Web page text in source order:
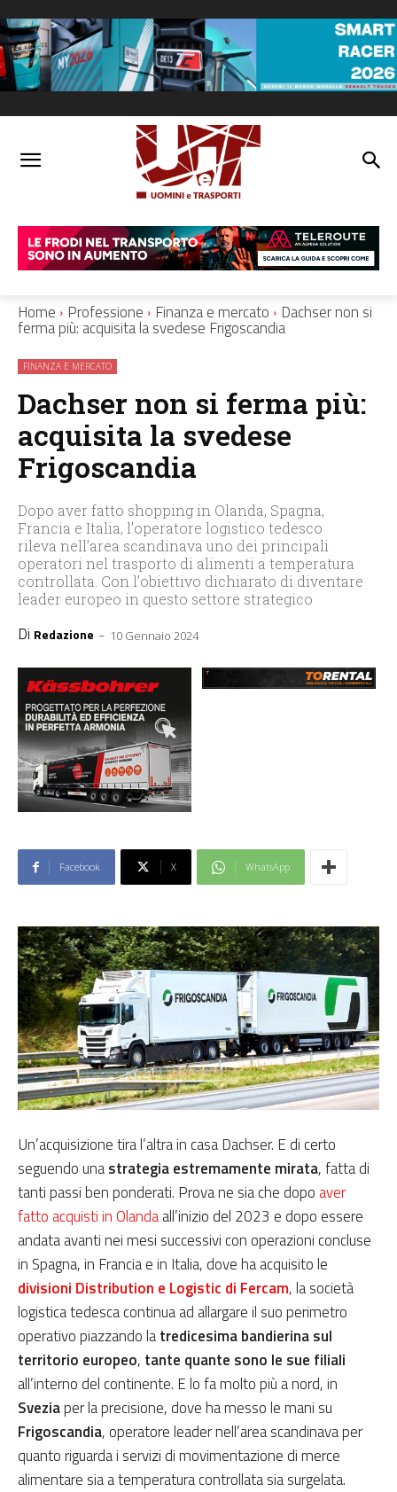
Home Professione Finanza e mercato Dachser non si
ferma più: acquisita la svedese Frigoscandia
FINANZA E MERCATO
Dachser non si ferma più:
acquisita la svedese
Frigoscandia
Dopo aver fatto shopping in Olanda, Spagna,
Francia e Italia, l’operatore logistico tedesco
rileva nell’area scandinava uno dei principali
operatori nel trasporto di alimenti a temperatura
controllata. Con l’obiettivo dichiarato di diventare
leader europeo in questo settore strategico
Di Redazione - 10 Gennaio 2024
Facebook X WhatsApp
Un’acquisizione tira l’altra in casa Dachser. E di certo
seguendo unastrategia estremamente mirata, fatta di
tanti passi ben ponderati. Prova ne sia che dopo aver
fatto acquisti in Olandaall’inizio del 2023 e dopo essere
andata avanti nei mesi successivi con operazioni concluse
in Spagna, in Francia e in Italia, dove ha acquisito le
divisioni Distribution e Logistic di Fercam, la società
logistica tedesca continua ad allargare il suo perimetro
operativo piazzando latredicesima bandierina sul
territorio europeo, tante quante sono le sue filiali
all’interno del continente. E lo fa molto più a nord, in
Sveziaper la precisione, dove ha messo le mani su
Frigoscandia, operatore leader nell’area scandinava per
quanto riguarda i servizi di movimentazione di merce
alimentare sia a temperatura controllata sia surgelata.